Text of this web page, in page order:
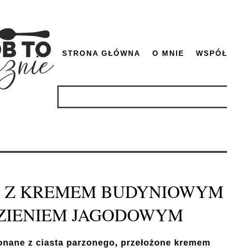
STRONA GŁÓWNA O MNIE
KREMEM
JAGODOWYM
z ciasta parzonego, przełożone kremem